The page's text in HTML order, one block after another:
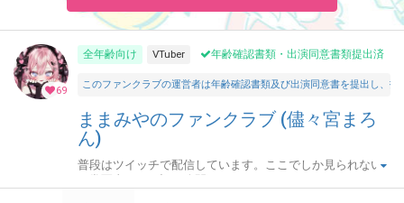
69
全年齢向け VTuber 年齢確認書類・出演同意書類提出済
このファンクラブの運営者は年齢確認書類及び出演同意書を提出し、
ままみやのファンクラブ (儘々宮まろ
ん)
普段はツイッチで配信しています。ここでしか見られない